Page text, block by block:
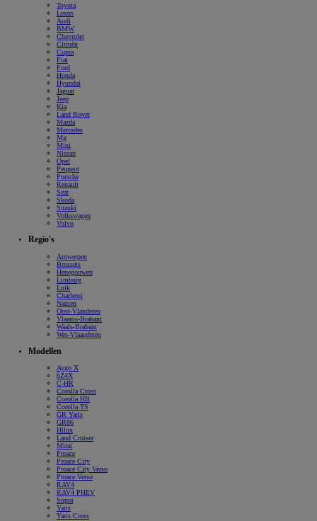
Toyota
Lexus
Audi
BMW
Chevrolet
Citroën
Cupra
Fiat
Ford
Honda
Hyundai
Jaguar
Jeep
Kia
Land Rover
Mazda
Mercedes
Mg
Mini
Nissan
Opel
Peugeot
Porsche
Renault
Seat
Skoda
Suzuki
Volkswagen
Volvo
Regio's
Antwerpen
Brussels
Henegouwen
Limburg
Luik
Charleroi
Namen
Oost-Vlanderen
Vlaams-Brabant
Waals-Brabant
Wes-Vlaanderen
Modellen
Aygo X
bZ4X
C-HR
Corolla Cross
Corolla HB
Corolla TS
GR Yaris
GR86
Hilux
Land Cruiser
Mirai
Proace
Proace City
Proace City Verso
Proace Verso
RAV4
RAV4 PHEV
Supra
Yaris
Yaris Cross